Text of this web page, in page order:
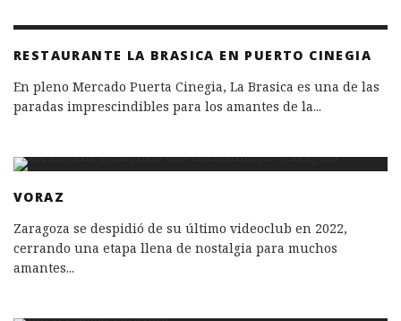
RESTAURANTE LA BRASICA EN PUERTO CINEGIA
En pleno Mercado Puerta Cinegia, La Brasica es una de las
paradas imprescindibles para los amantes de la...
VORAZ
Zaragoza se despidió de su último videoclub en 2022,
cerrando una etapa llena de nostalgia para muchos
amantes...